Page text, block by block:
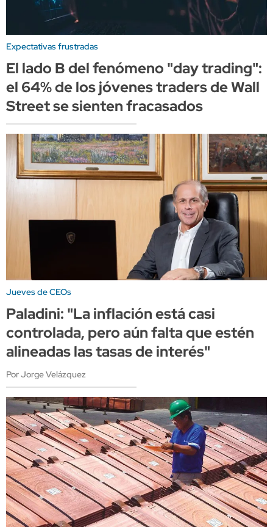
Expectativas frustradas
El lado B del fenómeno "day trading":
el 64% de los jóvenes traders de Wall
Street se sienten fracasados
Jueves de CEOs
Paladini: "La inflación está casi
controlada, pero aún falta que estén
alineadas las tasas de interés"
Por Jorge Velázquez